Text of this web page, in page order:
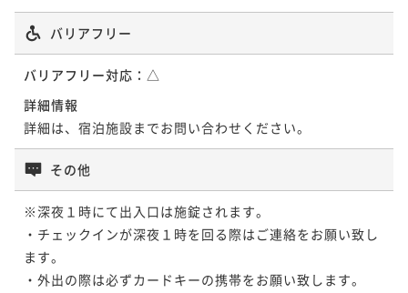
ポイントアップ
名古屋駅から徒歩約４分【５泊以上の宿泊がお
得！！】５連泊割（毎朝ミスドの軽朝食付き）
朝食付き
ポイント即利用で最大7％OFF
¥60,560~
ポイントアップ
名古屋駅から徒歩約４分【３泊以上の宿泊がお
得！！】３連泊割（食事なし）
素泊まり
ポイント即利用で最大7％OFF
ポイントアップ
名古屋駅から徒歩約４分【３泊以上の宿泊がお
得！！】３連泊割（毎朝ミスドでお手軽朝食）
バリアフリー
バリアフリー対応： △
詳細情報
詳細は、宿泊施設までお問い合わせください。
その他
※深夜１時にて出入口は施錠されます。
・チェックインが深夜１時を回る際はご連絡をお願い致し
ます。
・外出の際は必ずカードキーの携帯をお願い致します。